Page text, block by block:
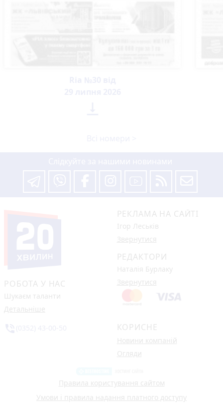
РОБОТА У НАС
Шукаєм таланти
Детальніше
РЕКЛАМА НА САЙТІ
Ігор Леськів
Звернутися
РЕДАКТОРИ
Наталія Бурлаку
Звернутися
КОРИСНЕ
Новини компаній
Огляди
Правила користування сайтом
Умови і правила надання платного доступу